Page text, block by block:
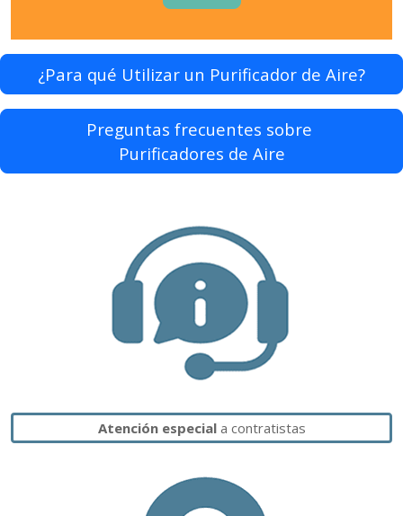
¿Para qué Utilizar un Purificador de Aire?
Preguntas frecuentes sobre
Purificadores de Aire
Atención especiala contratistas